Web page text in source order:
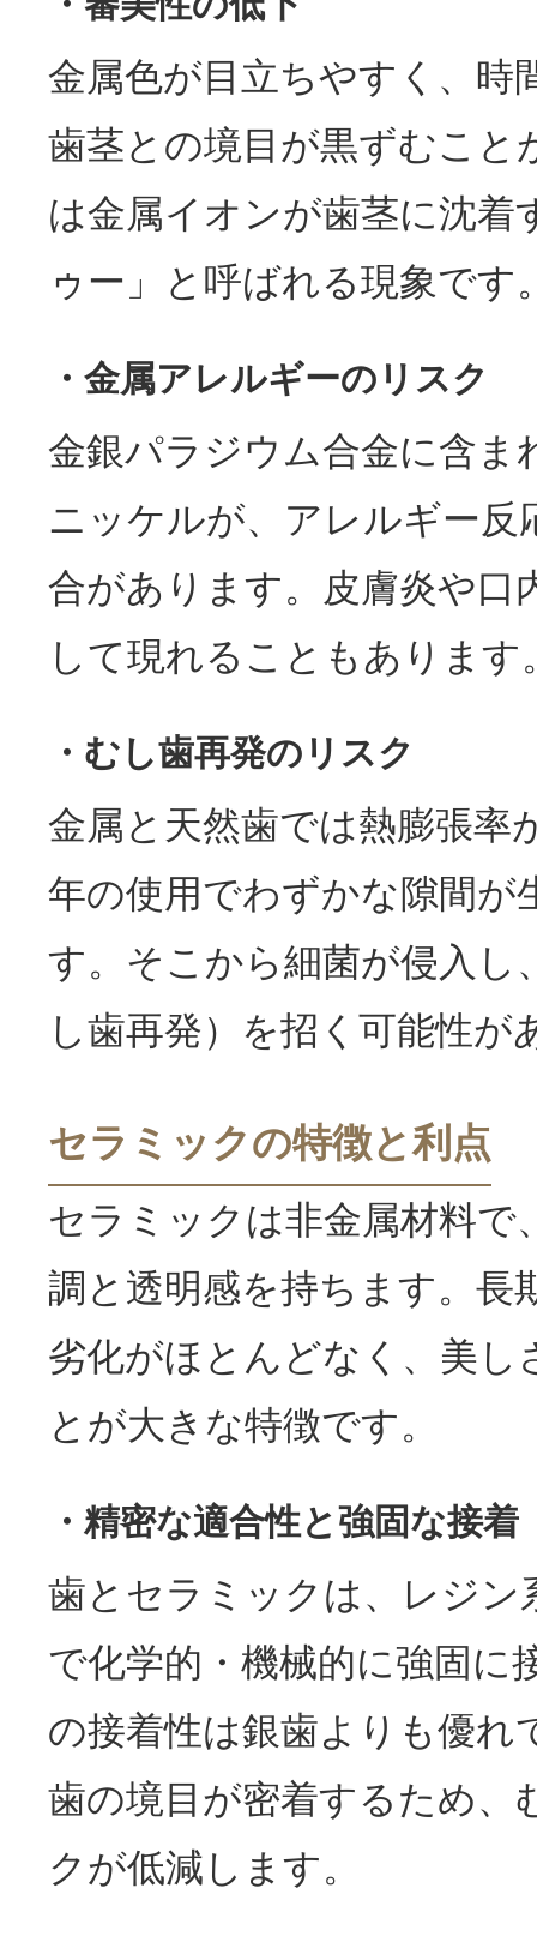
金属色が目立ちやすく、時
歯茎との境目が黒ずむこと
は金属イオンが歯茎に沈着
ゥー」と呼ばれる現象です
・金属アレルギーのリスク
金銀パラジウム合金に含ま
ニッケルが、アレルギー反
合があります。皮膚炎や口
して現れることもあります
・むし歯再発のリスク
金属と天然歯では熱膨張率
年の使用でわずかな隙間が
す。そこから細菌が侵入し
し歯再発）を招く可能性が
セラミックの特徴と利点
セラミックは非金属材料で
調と透明感を持ちます。長
劣化がほとんどなく、美し
とが大きな特徴です。
・精密な適合性と強固な接着
歯とセラミックは、レジン
で化学的・機械的に強固に
の接着性は銀歯よりも優れ
歯の境目が密着するため、
クが低減します。